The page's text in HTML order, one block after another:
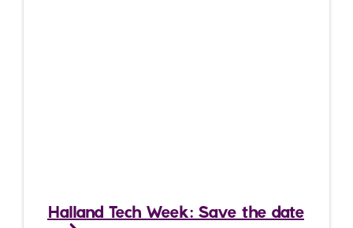
Halland Tech Week: Save the date